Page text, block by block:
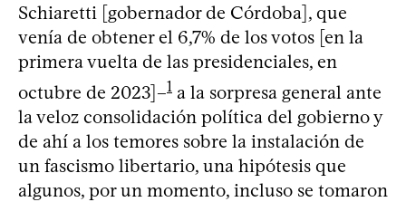
Schiaretti [gobernador de Córdoba], que
venía de obtener el 6,7% de los votos [en la
primera vuelta de las presidenciales, en
octubre de 2023]–1 a la sorpresa general ante
la veloz consolidación política del gobierno y
de ahí a los temores sobre la instalación de
un fascismo libertario, una hipótesis que
algunos, por un momento, incluso se tomaron